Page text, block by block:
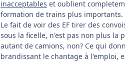
inacceptables et oublient
formation de trains plus importants.
Le fait de voir des EF tirer des
sous la ficelle, n'est pas non plus la
autant de camions, non? Ce qui
brandissant le chantage à l'emploi,